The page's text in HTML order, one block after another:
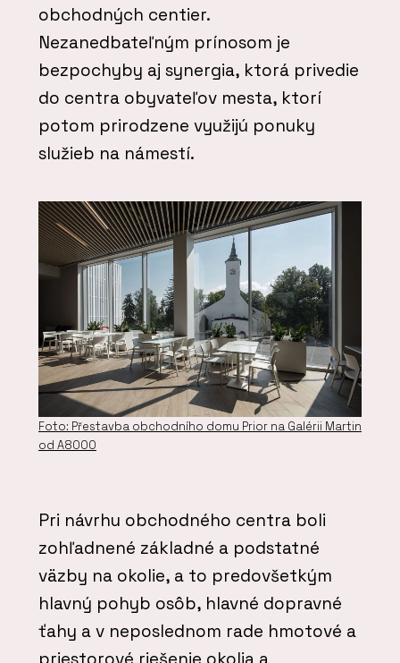
obchodných centier.
Nezanedbateľným prínosom je
bezpochyby aj synergia, ktorá privedie
do centra obyvateľov mesta, ktorí
potom prirodzene využijú ponuky
služieb na námestí.
Foto: Přestavba obchodního domu Prior na Galérii Martin
od A8000
Pri návrhu obchodného centra boli
zohľadnené základné a podstatné
väzby na okolie, a to predovšetkým
hlavný pohyb osôb, hlavné dopravné
ťahy a v neposlednom rade hmotové a